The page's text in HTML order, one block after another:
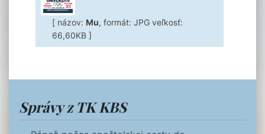
[ názov: Mu, formát: JPG veľkosť:
66,60KB ]
Správy z TK KBS